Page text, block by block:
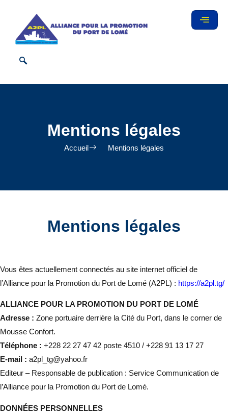
Mentions légales
Accueil Mentions légales
Mentions légales
Vous êtes actuellement connectés au site internet officiel de
l’Alliance pour la Promotion du Port de Lomé (A2PL) : https://a2pl.tg/
ALLIANCE POUR LA PROMOTION DU PORT DE LOMÉ
Adresse : Zone portuaire derrière la Cité du Port, dans le corner de
Mousse Confort.
Téléphone : +228 22 27 47 42 poste 4510 / +228 91 13 17 27
E-mail : a2pl_tg@yahoo.fr
Editeur – Responsable de publication : Service Communication de
l’Alliance pour la Promotion du Port de Lomé.
DONNÉES PERSONNELLES